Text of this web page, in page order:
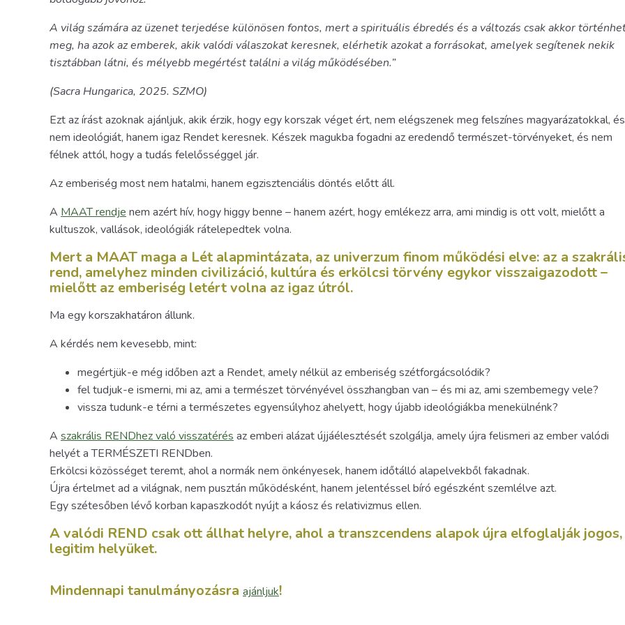
A világ számára az üzenet terjedése különösen fontos, mert a spirituális ébredés és a változás csak akkor
meg, ha azok az emberek, akik valódi válaszokat keresnek, elérhetik azokat a forrásokat, amelyek segítenek nekik
tisztábban látni, és mélyebb megértést találni a világ működésében.”
(Sacra Hungarica, 2025. SZMO)
Ezt az írást azoknak ajánljuk, akik érzik, hogy egy korszak véget ért, nem elégszenek meg felszínes magyarázatokkal, és
nem ideológiát, hanem igaz Rendet keresnek. Készek magukba fogadni az eredendő természet-törvényeket, és nem
félnek attól, hogy a tudás felelősséggel jár.
Az emberiség most nem hatalmi, hanem egzisztenciális döntés előtt áll.
A MAAT rendje nem azért hív, hogy higgy benne – hanem azért, hogy emlékezz arra, ami mindig is ott volt, mielőtt a
kultuszok, vallások, ideológiák rátelepedtek volna.
Mert a MAAT maga a Lét alapmintázata, az univerzum finom működési elve: az a
rend, amelyhez minden civilizáció, kultúra és erkölcsi törvény egykor visszaigazodott –
mielőtt az emberiség letért volna az igaz útról.
Ma egy korszakhatáron állunk.
A kérdés nem kevesebb, mint:
megértjük-e még időben azt a Rendet, amely nélkül az emberiség szétforgácsolódik?
fel tudjuk-e ismerni, mi az, ami a természet törvényével összhangban van – és mi az, ami szembemegy vele?
vissza tudunk-e térni a természetes egyensúlyhoz ahelyett, hogy újabb ideológiákba menekülnénk?
A szakrális RENDhez való visszatérés az emberi alázat újjáélesztését szolgálja, amely újra felismeri az ember valódi
helyét a TERMÉSZETI RENDben.
Erkölcsi közösséget teremt, ahol a normák nem önkényesek, hanem időtálló alapelvekből fakadnak.
Újra értelmet ad a világnak, nem pusztán működésként, hanem jelentéssel bíró egész­ként szemlélve azt.
Egy szétesőben lévő korban kapaszkodót nyújt a káosz és relativizmus ellen.
A valódi REND csak ott állhat helyre, ahol a transzcendens alapok újra elfoglalják jogos,
legitim helyüket.
Mindennapi tanulmányozásra ajánljuk!